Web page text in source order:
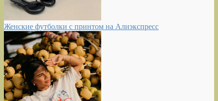
Женские футболки с принтом на Алиэкспресс